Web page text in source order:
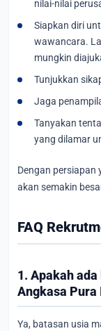
nilai-nilai
Siapkan diri
wawancara.
mungkin
Tunjukkan
Jaga
Tanyakan
yang dilamar
Dengan persiapan
akan semakin
FAQ
1. Apakah
Angkasa Pura
Ya, batasan usia